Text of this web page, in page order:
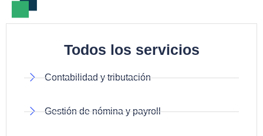
Todos los servicios
Contabilidad y tributación
Gestión de nómina y payroll